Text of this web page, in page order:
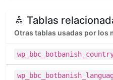
Tablas
Otras tablas usadas por los